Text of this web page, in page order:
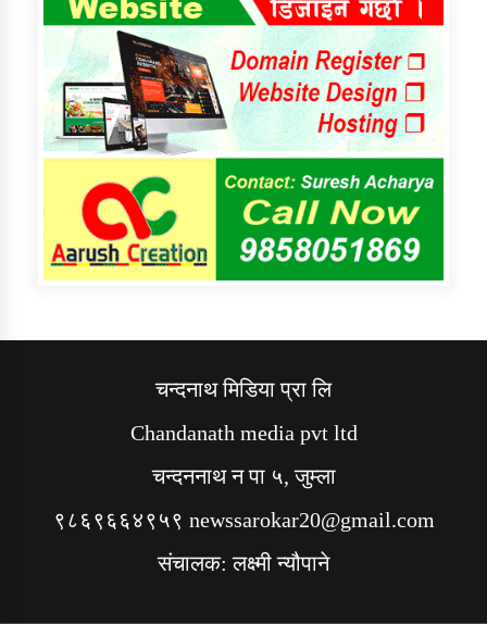
चन्दनाथ मिडिया प्रा लि
Chandanath media pvt ltd
चन्दननाथ न पा ५, जुम्ला
९८६९६६४९५९ newssarokar20@gmail.com
संचालक: लक्ष्मी न्यौपाने